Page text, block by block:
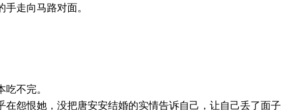
走向马路对面。
不完。
怨恨她，没把唐安安结婚的实情告诉自己，让自己丢了面子